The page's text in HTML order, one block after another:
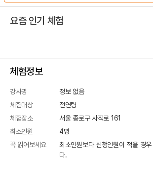
요즘 인기 체험
체험정보
강사명
정보 없음
체험대상
전연령
체험장소
서울 종로구 사직로 161
최소인원
4명
꼭 읽어보세요
최소인원보다 신청인원이 적을 경
다.